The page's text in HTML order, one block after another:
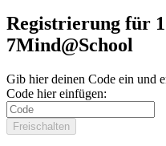
Registrierung für
7Mind@School
Gib hier deinen Code ein und
Code hier einfügen:
Freischalten